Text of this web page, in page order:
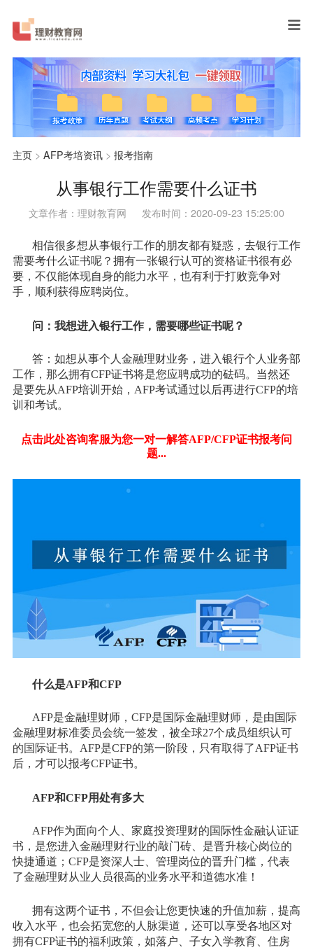
主页> AFP考培资讯> 报考指南
从事银行工作需要什么证书
文章作者：理财教育网 发布时间：2020-09-23 15:25:00
相信很多想从事银行工作的朋友都有疑惑，去银行工作
需要考什么证书呢？拥有一张银行认可的资格证书很有必
要，不仅能体现自身的能力水平，也有利于打败竞争对
手，顺利获得应聘岗位。
问：我想进入银行工作，需要哪些证书呢？
答：如想从事个人金融理财业务，进入银行个人业务部
工作，那么拥有CFP证书将是您应聘成功的砝码。当然还
是要先从AFP培训开始，AFP考试通过以后再进行CFP的培
训和考试。
点击此处咨询客服为您一对一解答AFP/CFP证书报考问
题...
什么是AFP和CFP
AFP是金融理财师，CFP是国际金融理财师，是由国际
金融理财标准委员会统一签发，被全球27个成员组织认可
的国际证书。AFP是CFP的第一阶段，只有取得了AFP证书
后，才可以报考CFP证书。
AFP和CFP用处有多大
AFP作为面向个人、家庭投资理财的国际性金融认证证
书，是您进入金融理财行业的敲门砖、是晋升核心岗位的
快捷通道；CFP是资深人士、管理岗位的晋升门槛，代表
了金融理财从业人员很高的业务水平和道德水准！
拥有这两个证书，不但会让您更快速的升值加薪，提高
收入水平，也会拓宽您的人脉渠道，还可以享受各地区对
拥有CFP证书的福利政策，如落户、子女入学教育、住房